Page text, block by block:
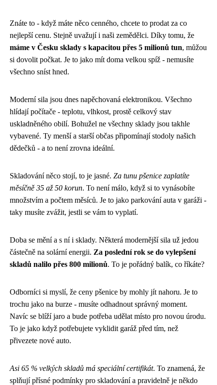
Znáte to - když máte něco cenného, chcete to prodat za co
nejlepší cenu. Stejně uvažují i naši zemědělci. Díky tomu, že
máme v Česku sklady s kapacitou přes 5 milionů tun, můžou
si dovolit počkat. Je to jako mít doma velkou spíž - nemusíte
všechno sníst hned.
Moderní sila jsou dnes napěchovaná elektronikou. Všechno
hlídají počítače - teplotu, vlhkost, prostě celkový stav
uskladněného obilí. Bohužel ne všechny sklady jsou takhle
vybavené. Ty menší a starší občas připomínají stodoly našich
dědečků - a to není zrovna ideální.
Skladování něco stojí, to je jasné. Za tunu pšenice zaplatíte
měsíčně 35 až 50 korun. To není málo, když si to vynásobíte
množstvím a počtem měsíců. Je to jako parkování auta v garáži -
taky musíte zvážit, jestli se vám to vyplatí.
Doba se mění a s ní i sklady. Některá modernější sila už jedou
částečně na solární energii. Za poslední rok se do vylepšení
skladů nalilo přes 800 milionů. To je pořádný balík, co říkáte?
Odborníci si myslí, že ceny pšenice by mohly jít nahoru. Je to
trochu jako na burze - musíte odhadnout správný moment.
Navíc se blíží jaro a bude potřeba udělat místo pro novou úrodu.
To je jako když potřebujete vyklidit garáž před tím, než
přivezete nové auto.
Asi 65 % velkých skladů má speciální certifikát. To znamená, že
splňují přísné podmínky pro skladování a pravidelně je někdo